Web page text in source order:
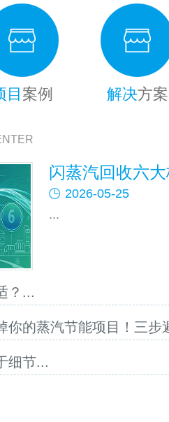
目 案例 解决方案
闪蒸汽回收六
2026-05-25
...
？...
你的蒸汽节能项目！三步
细节...